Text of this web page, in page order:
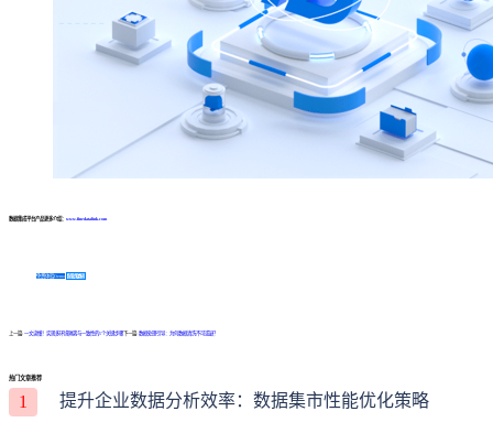
数据集成平台产品更多介绍： www.finedatalink.com
免费体验Demo 咨询方案
上一篇: 一文读懂！实现多环境隔离与一致性的5个关键步骤下一篇: 数据处理引导：为何数据清洗不可或缺？
热门文章推荐
1 提升企业数据分析效率：数据集市性能优化策略